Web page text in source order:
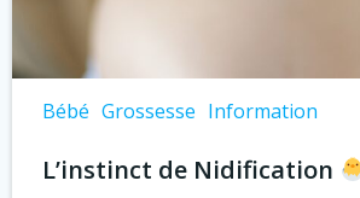
Bébé Grossesse Information
L’instinct de Nidification